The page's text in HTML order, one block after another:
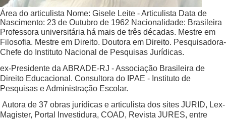
Área do articulista Nome: Gisele Leite - Articulista Data de
Nascimento: 23 de Outubro de 1962 Nacionalidade: Brasileira
Professora universitária há mais de três décadas. Mestre em
Filosofia. Mestre em Direito. Doutora em Direito. Pesquisadora-
Chefe do Instituto Nacional de Pesquisas Jurídicas.
ex-Presidente da ABRADE-RJ - Associação Brasileira de
Direito Educacional. Consultora do IPAE - Instituto de
Pesquisas e Administração Escolar.
Autora de 37 obras jurídicas e articulista dos sites JURID, Lex-
Magister, Portal Investidura, COAD, Revista JURES, entre